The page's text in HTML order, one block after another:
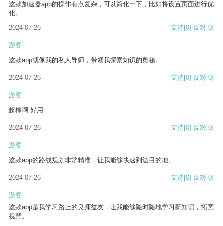
这款加速器app的操作有点复杂，可以简化一下，比如将设置页面进行优
化。
2024-07-26
支持[0] 反对[0]
游客
这款app就像我的私人导师，带领我探索知识的奥秘。
2024-07-26 支持[0] 反对[0]
游客
超棒啊 好用
2024-07-26 支持[0] 反对[0]
游客
这款app的路线规划非常精准，让我能够快速到达目的地。
2024-07-26 支持[0] 反对[0]
游客
这款app是我学习路上的良师益友，让我能够随时随地学习新知识，拓宽
视野。